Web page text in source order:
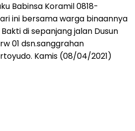
Babinsa Koramil 0818-
ini bersama warga binaannya
di sepanjang jalan Dusun
01 dsn.sanggrahan
Kamis (08/04/2021)